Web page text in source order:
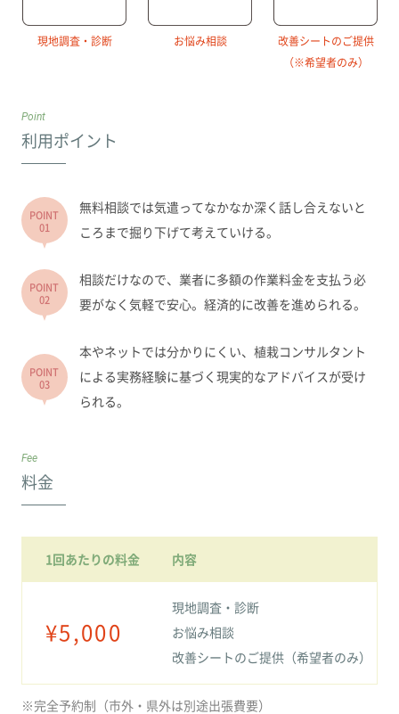
現地調査・診断 お悩み相談
改善シートのご提供
（※希望者のみ）
Point
利用ポイント
POINT
01
無料相談では気遣ってなかなか深く話し合えないと
ころまで掘り下げて考えていける。
POINT
02
相談だけなので、業者に多額の作業料金を支払う必
要がなく気軽で安心。経済的に改善を進められる。
POINT
03
本やネットでは分かりにくい、植栽コンサルタント
による実務経験に基づく現実的なアドバイスが受け
られる。
Fee
料金
1回あたりの料金 内容
¥5,000
現地調査・診断
お悩み相談
改善シートのご提供（希望者のみ）
※完全予約制（市外・県外は別途出張費要）